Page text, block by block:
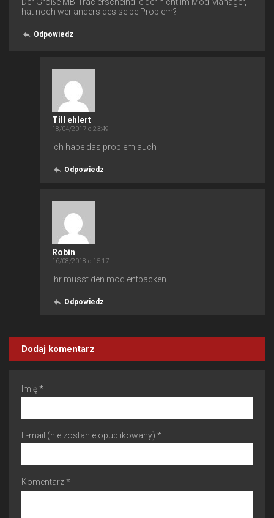
Der Große MB-Trac erscheind leider nicht im Mod Manager,
hat noch wer anders des selbe Problem?
Odpowiedz
Till ehlert
18/04/2017 o 23:49
ich habe das problem auch
Odpowiedz
Robin
16/08/2018 o 15:17
ihr müsst den mod entpacken
Odpowiedz
Dodaj komentarz
Imię *
E-mail (nie zostanie opublikowany) *
Komentarz *